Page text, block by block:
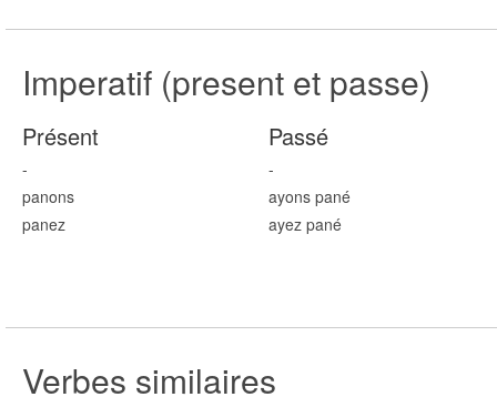
Imperatif (present et passe)
Présent
-
panons
panez
Passé
-
ayons pané
ayez pané
Verbes similaires